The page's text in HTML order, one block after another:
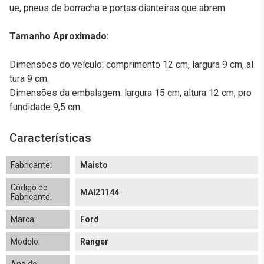
ue, pneus de borracha e portas dianteiras que abrem.
Tamanho Aproximado:
Dimensões do veículo: comprimento 12 cm, largura 9 cm, al
tura 9 cm.
Dimensões da embalagem: largura 15 cm, altura 12 cm, pro
fundidade 9,5 cm.
Características
Fabricante: Maisto
Código do
Fabricante:
MAI21144
Marca: Ford
Modelo: Ranger